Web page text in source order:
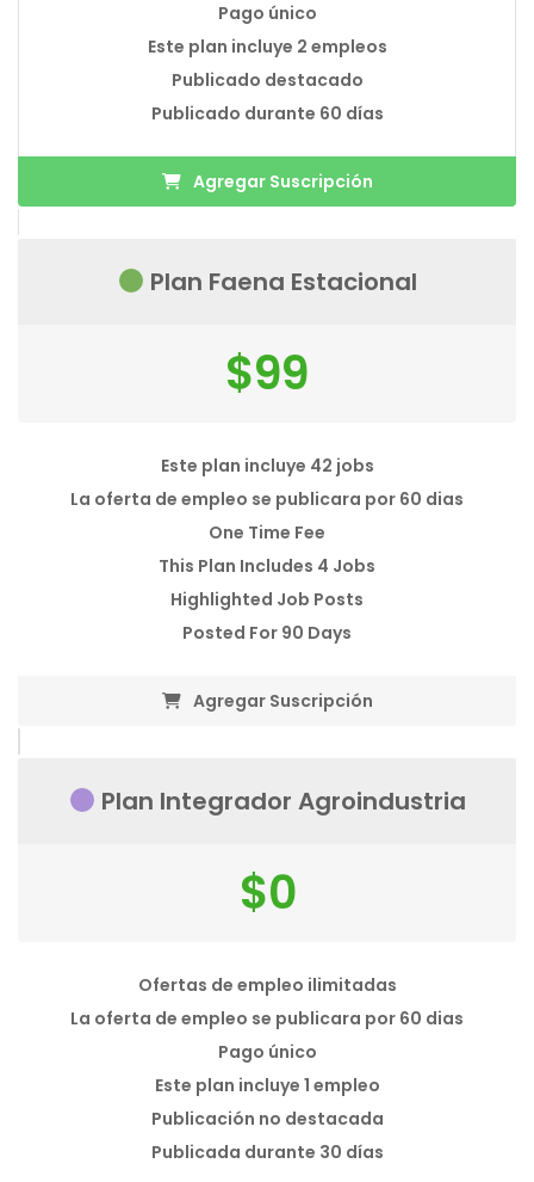
Pago único
Este plan incluye 2 empleos
Publicado destacado
Publicado durante 60 días
Agregar Suscripción
Plan Faena Estacional
$99
Este plan incluye 42 jobs
La oferta de empleo se publicara por 60 dias
One Time Fee
This Plan Includes 4 Jobs
Highlighted Job Posts
Posted For 90 Days
Agregar Suscripción
Plan Integrador Agroindustria
$0
Ofertas de empleo ilimitadas
La oferta de empleo se publicara por 60 dias
Pago único
Este plan incluye 1 empleo
Publicación no destacada
Publicada durante 30 días